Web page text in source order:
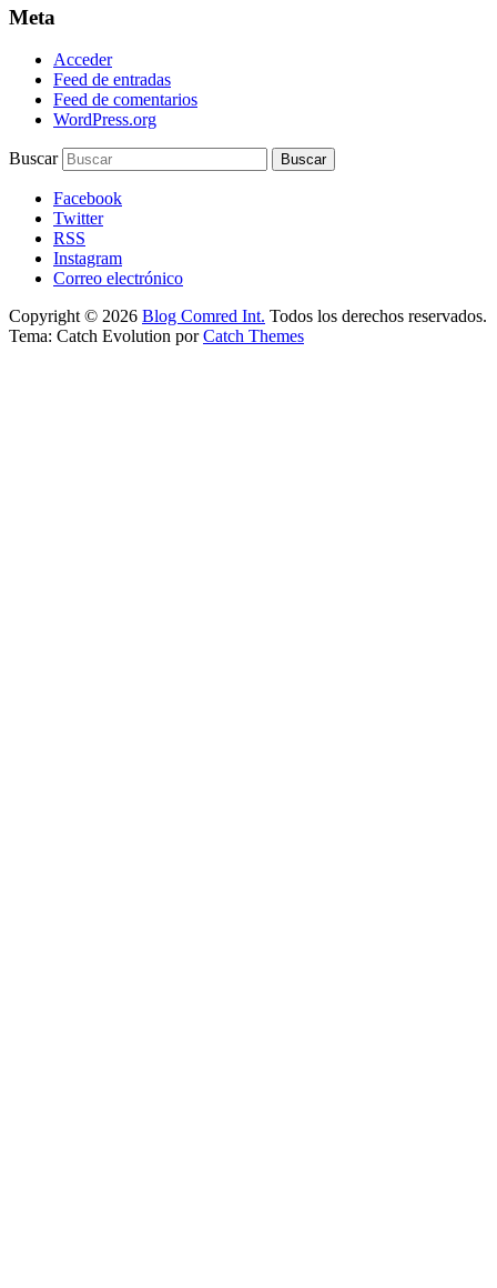
Meta
Acceder
Feed de entradas
Feed de comentarios
WordPress.org
Buscar
Facebook
Twitter
RSS
Instagram
Correo electrónico
Copyright © 2026 Blog Comred Int. Todos los derechos reservados.
Tema: Catch Evolution porCatch Themes